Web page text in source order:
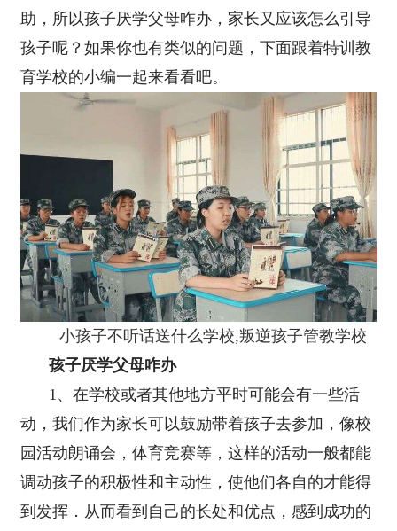
助，所以孩子厌学父母咋办，家长又应该怎么引导
孩子呢？如果你也有类似的问题，下面跟着特训教
育学校的小编一起来看看吧。
小孩子不听话送什么学校,叛逆孩子管教学校
孩子厌学父母咋办
1、在学校或者其他地方平时可能会有一些活
动，我们作为家长可以鼓励带着孩子去参加，像校
园活动朗诵会，体育竞赛等，这样的活动一般都能
调动孩子的积极性和主动性，使他们各自的才能得
到发挥．从而看到自己的长处和优点，感到成功的